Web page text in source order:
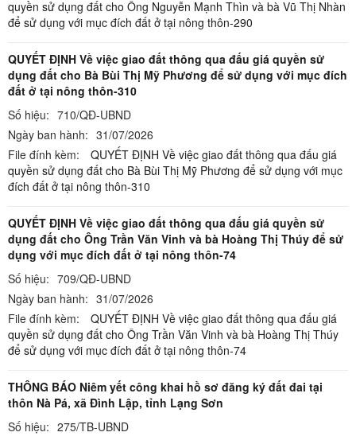
quyền sử dụng đất cho Ông Nguyễn Mạnh Thìn và bà Vũ Thị Nhàn
để sử dụng với mục đích đất ở tại nông thôn-290
QUYẾT ĐỊNH Về việc giao đất thông qua đấu giá quyền sử
dụng đất cho Bà Bùi Thị Mỹ Phương để sử dụng với mục đích
đất ở tại nông thôn-310
Số hiệu: 710/QĐ-UBND
Ngày ban hành: 31/07/2026
File đính kèm:
QUYẾT ĐỊNH Về việc giao đất thông qua đấu giá
quyền sử dụng đất cho Bà Bùi Thị Mỹ Phương để sử dụng với mục
đích đất ở tại nông thôn-310
QUYẾT ĐỊNH Về việc giao đất thông qua đấu giá quyền sử
dụng đất cho Ông Trần Văn Vinh và bà Hoàng Thị Thúy để sử
dụng với mục đích đất ở tại nông thôn-74
Số hiệu: 709/QĐ-UBND
Ngày ban hành: 31/07/2026
File đính kèm:
QUYẾT ĐỊNH Về việc giao đất thông qua đấu giá
quyền sử dụng đất cho Ông Trần Văn Vinh và bà Hoàng Thị Thúy
để sử dụng với mục đích đất ở tại nông thôn-74
THÔNG BÁO Niêm yết công khai hồ sơ đăng ký đất đai tại
thôn Nà Pá, xã Đình Lập, tỉnh Lạng Sơn
Số hiệu: 275/TB-UBND